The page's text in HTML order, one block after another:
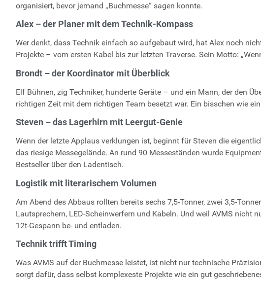
organisiert, bevor jemand „Buchmesse“ sagen konnte.
Alex – der Planer mit dem Technik-Kompass
Wer denkt, dass Technik einfach so aufgebaut wird, hat Alex noch
Projekte – vom ersten Kabel bis zur letzten Traverse. Sein Motto:
Brondt – der Koordinator mit Überblick
Elf Bühnen, zig Techniker, hunderte Geräte – und ein Mann, der den
richtigen Zeit mit dem richtigen Team besetzt war. Ein bisschen wie
Steven – das Lagerhirn mit Leergut-Genie
Wenn der letzte Applaus verklungen ist, beginnt für Steven die
das riesige Messegelände. An rund 90 Messeständen wurde
Bestseller über den Ladentisch.
Logistik mit literarischem Volumen
Am Abend des Abbaus rollten bereits sechs 7,5-Tonner, zwei 3,5-
Lautsprechern, LED-Scheinwerfern und Kabeln. Und weil AVMS nicht
12t-Gespann be- und entladen.
Technik trifft Timing
Was AVMS auf der Buchmesse leistet, ist nicht nur technische
sorgt dafür, dass selbst komplexeste Projekte wie ein gut